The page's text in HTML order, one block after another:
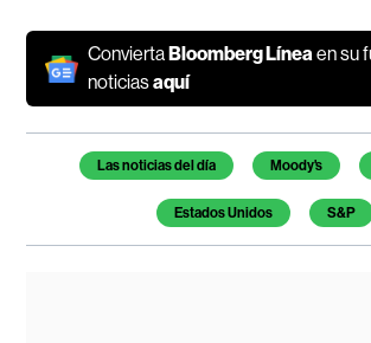
Convierta Bloomberg Líneaen su
noticiasaquí
Temas de este artículo
Las noticias del día Moody's
Estados Unidos S&P